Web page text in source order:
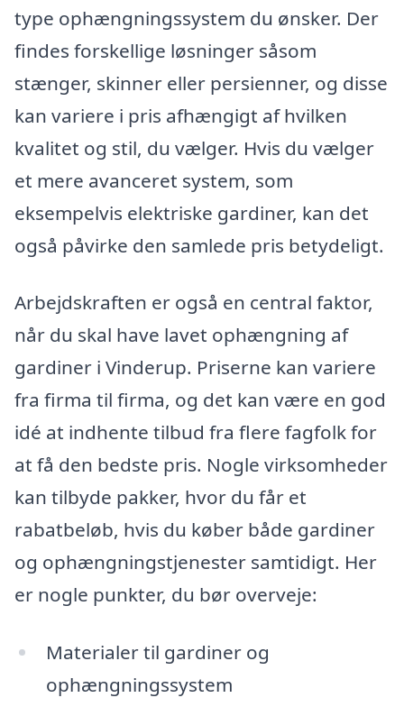
type ophængningssystem du ønsker. Der
findes forskellige løsninger såsom
stænger, skinner eller persienner, og disse
kan variere i pris afhængigt af hvilken
kvalitet og stil, du vælger. Hvis du vælger
et mere avanceret system, som
eksempelvis elektriske gardiner, kan det
også påvirke den samlede pris betydeligt.
Arbejdskraften er også en central faktor,
når du skal have lavet ophængning af
gardiner i Vinderup. Priserne kan variere
fra firma til firma, og det kan være en god
idé at indhente tilbud fra flere fagfolk for
at få den bedste pris. Nogle virksomheder
kan tilbyde pakker, hvor du får et
rabatbeløb, hvis du køber både gardiner
og ophængningstjenester samtidigt. Her
er nogle punkter, du bør overveje:
Materialer til gardiner og
ophængningssystem